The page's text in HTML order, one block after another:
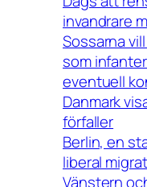
invandrare
Sossarna
som
eventuell
Danmark
förfaller
Berlin, en
liberal
Vänstern